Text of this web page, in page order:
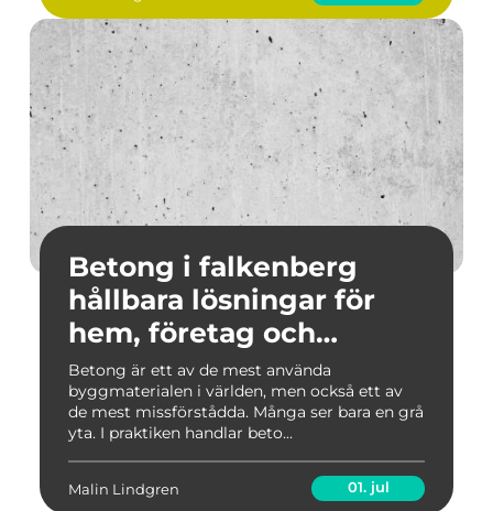
Betong i falkenberg
hållbara lösningar för
hem, företag och
industri
Betong är ett av de mest använda
byggmaterialen i världen, men också ett av
de mest missförstådda. Många ser bara en grå
yta. I praktiken handlar beto...
Malin Lindgren 01. jul